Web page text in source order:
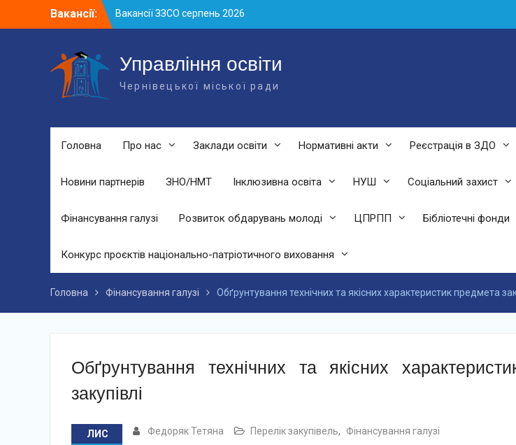
Вакансії:
Вакансії ЗЗСО серпень 2026
Вакансії ЗЗСО червень 2026
підрозділах ЗЗСО станом на 01.08.2026
р.Управління освіти
Чернівецької міської ради
Головна Про нас Заклади освіти Нормативні акти Реєстрація в ЗДО
Новини партнерів ЗНО/НМТ Інклюзивна освіта НУШ Соціальний захист
Фінансування галузі Розвиток обдарувань молоді ЦПРПП Бібліотечні фонди
Конкурс проєктів національно-патріотичного виховання
Головна Фінансування галузі Обґрунтування технічних та якісних характеристик предмета
Обґрунтування технічних та якісних
закупівлі
ЛИС Федоряк Тетяна Перелік закупівель, Фінансування галузі